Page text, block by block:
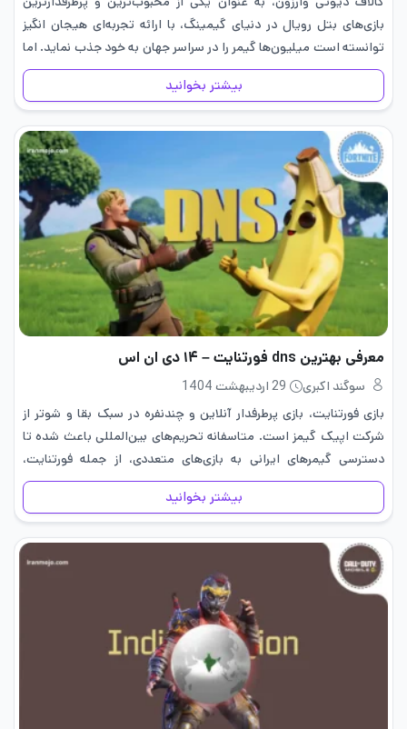
بازی‌های بتل رویال در دنیای گیمینگ، با ارائه تجربه‌ای هیجان ‌انگیز
توانسته است میلیون‌ها گیمر را در سراسر جهان به خود جذب نماید. اما
در کنار تمام جذابیت‌ها و هیجان‌های…
بیشتر بخوانید
معرفی بهترین dns فورتنایت – ۱۴ دی ان اس
سوگند اکبری
29 اردیبهشت 1404
بازی فورتنایت، بازی پرطرفدار آنلاین و چندنفره در سبک بقا و شوتر از
شرکت اپیک گیمز است. متاسفانه تحریم‌های بین‌المللی باعث شده تا
دسترسی گیمرهای ایرانی به بازی‌های متعددی، از جمله فورتنایت،
محدود شود. با این حال، استفاده از سرورهای…
بیشتر بخوانید